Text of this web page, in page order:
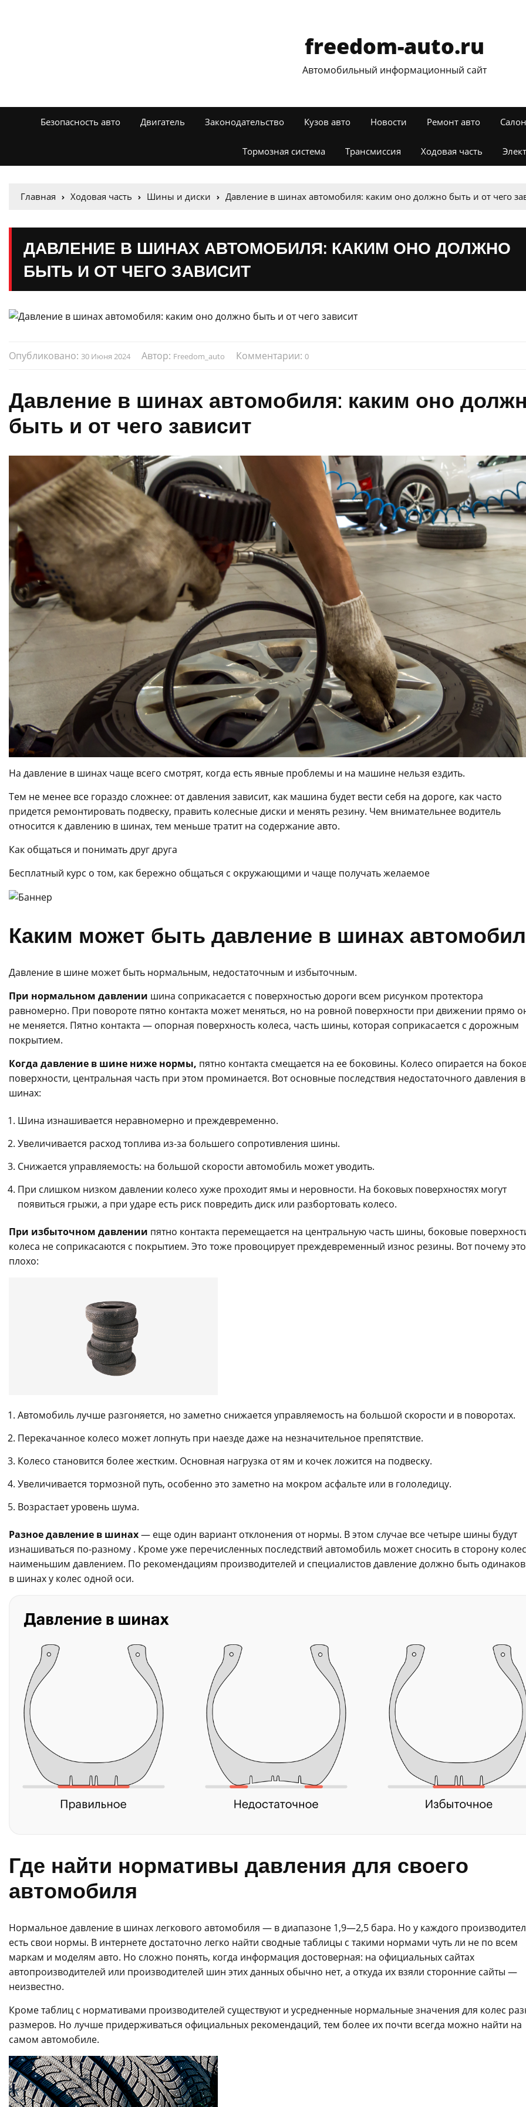
freedom-auto.ru
Автомобильный информационный сайт
Безопасность авто Двигатель Законодательство Кузов авто Новости Ремонт авто
Тормозная система Трансмиссия Ходовая часть
Главная Ходовая часть Шины и диски Давление в шинах автомобиля: каким оно должно быть и от чего
ДАВЛЕНИЕ В ШИНАХ АВТОМОБИЛЯ: КАКИМ ОНО ДОЛЖНО
БЫТЬ И ОТ ЧЕГО ЗАВИСИТ
Опубликовано: 30 Июня 2024 Автор: Freedom_auto Комментарии: 0
Давление в шинах автомобиля: каким оно
быть и от чего зависит
На давление в шинах чаще всего смотрят, когда есть явные проблемы и на машине нельзя ездить.
Тем не менее все гораздо сложнее: от давления зависит, как машина будет вести себя на дороге, как часто
придется ремонтировать подвеску, править колесные диски и менять резину. Чем внимательнее водитель
относится к давлению в шинах, тем меньше тратит на содержание авто.
Как общаться и понимать друг друга
Бесплатный курс о том, как бережно общаться с окружающими и чаще получать желаемое
Каким может быть давление в шинах
Давление в шине может быть нормальным, недостаточным и избыточным.
При нормальном давлении шина соприкасается с поверхностью дороги всем рисунком протектора
равномерно. При повороте пятно контакта может меняться, но на ровной поверхности при движении прямо
не меняется. Пятно контакта — опорная поверхность колеса, часть шины, которая соприкасается с дорожным
покрытием.
Когда давление в шине ниже нормы, пятно контакта смещается на ее боковины. Колесо опирается на
поверхности, центральная часть при этом проминается. Вот основные последствия недостаточного давления в
шинах:
Шина изнашивается неравномерно и преждевременно.
Увеличивается расход топлива из-за большего сопротивления шины.
Снижается управляемость: на большой скорости автомобиль может уводить.
При слишком низком давлении колесо хуже проходит ямы и неровности. На боковых поверхностях могут
появиться грыжи, а при ударе есть риск повредить диск или разбортовать колесо.
При избыточном давлении пятно контакта перемещается на центральную часть шины, боковые
колеса не соприкасаются с покрытием. Это тоже провоцирует преждевременный износ резины. Вот почему это
плохо:
Автомобиль лучше разгоняется, но заметно снижается управляемость на большой скорости и в поворотах.
Перекачанное колесо может лопнуть при наезде даже на незначительное препятствие.
Колесо становится более жестким. Основная нагрузка от ям и кочек ложится на подвеску.
Увеличивается тормозной путь, особенно это заметно на мокром асфальте или в гололедицу.
Возрастает уровень шума.
Разное давление в шинах— еще один вариант отклонения от нормы. В этом случае все четыре шины будут
изнашиваться по-разному . Кроме уже перечисленных последствий автомобиль может сносить в сторону
наименьшим давлением. По рекомендациям производителей и специалистов давление должно быть
в шинах у колес одной оси.
Где найти нормативы давления для своего
автомобиля
Нормальное давление в шинах легкового автомобиля — в диапазоне 1,9—2,5 бара. Но у каждого
есть свои нормы. В интернете достаточно легко найти сводные таблицы с такими нормами чуть ли не по всем
маркам и моделям авто. Но сложно понять, когда информация достоверная: на официальных сайтах
автопроизводителей или производителей шин этих данных обычно нет, а откуда их взяли сторонние сайты —
неизвестно.
Кроме таблиц с нормативами производителей существуют и усредненные нормальные значения для колес
размеров. Но лучше придерживаться официальных рекомендаций, тем более их почти всегда можно найти на
самом автомобиле.